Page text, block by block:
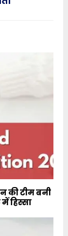
की टीम बनी
हिस्सा